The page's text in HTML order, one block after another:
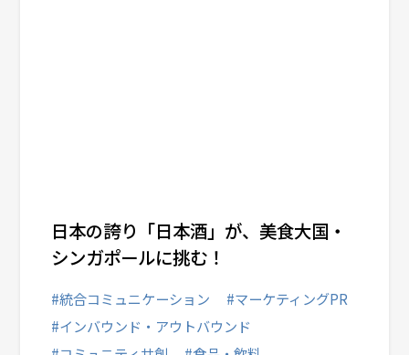
#統合コミュニケーション
#マーケティングPR
#インバウンド・アウトバウンド
日本の誇り「日本酒」が、美食大国・
シンガポールに挑む！